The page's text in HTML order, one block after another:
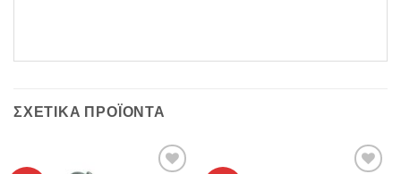
ΣΧΕΤΙΚΆ ΠΡΟΪΌΝΤΑ